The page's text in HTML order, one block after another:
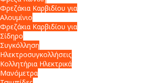
Φρεζάκια Καρβιδίου για
Αλουμίνιο
Φρεζάκια Καρβιδίου για
Σίδηρο
Συγκόλληση
Ηλεκτροσυγκολλήσεις
Κολλητήρια Ηλεκτρικά
Μανόμετρα